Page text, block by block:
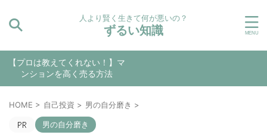
人より賢く生きて何が悪いの？
ずるい知識
【プロは教えてくれない！】マ
ンションを高く売る方法
HOME > 自己投資 > 男の自分磨き >
男の自分磨き